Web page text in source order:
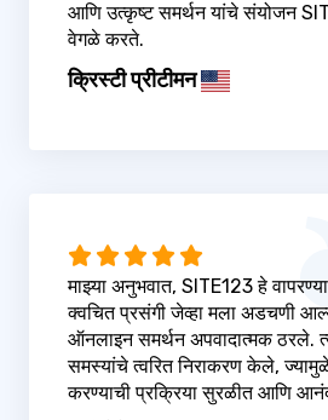
आणि उत्कृष्ट समर्थन यांचे संयोजन
वेगळे करते.
क्रिस्टी प्रीटीमन
माझ्या अनुभवात, SITE123 हे
क्वचित प्रसंगी जेव्हा मला अडचणी
ऑनलाइन समर्थन अपवादात्मक ठरले.
समस्यांचे त्वरित निराकरण केले,
करण्याची प्रक्रिया सुरळीत आणि